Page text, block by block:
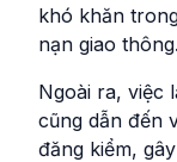
khó khăn
nạn giao thông.
Ngoài ra, việc
cũng dẫn đến
đăng kiểm,